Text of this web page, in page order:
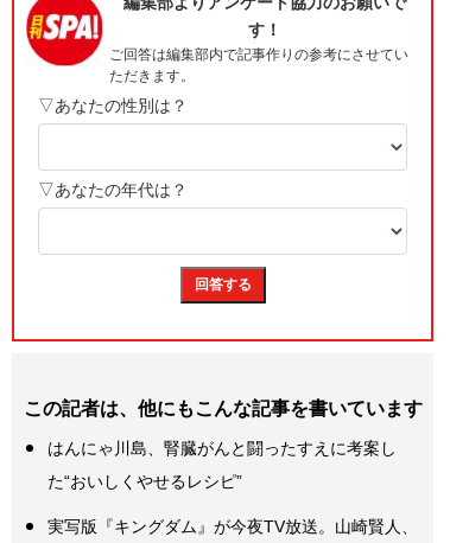
この記者は、他にもこんな記事を書いています
はんにゃ川島、腎臓がんと闘ったすえに考案し
た“おいしくやせるレシピ”
実写版『キングダム』が今夜TV放送。山崎賢人、